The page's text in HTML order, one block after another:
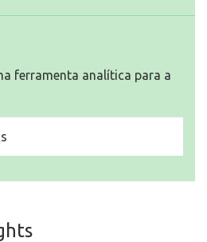
ferramenta analítica para a